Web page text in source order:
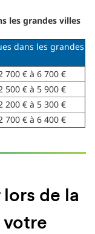
les grandes villes
dans les grandes
700 € à 6 700 €
500 € à 5 900 €
200 € à 5 300 €
700 € à 6 400 €
de la
votre